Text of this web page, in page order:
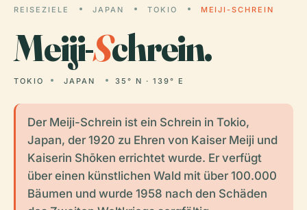
REISEZIELE JAPAN TOKIO MEIJI-SCHREIN
Meiji-Schrein.
TOKIO JAPAN 35° N · 139° E
Der Meiji-Schrein ist ein Schrein in Tokio,
Japan, der 1920 zu Ehren von Kaiser Meiji und
Kaiserin Shōken errichtet wurde. Er verfügt
über einen künstlichen Wald mit über 100.000
Bäumen und wurde 1958 nach den Schäden